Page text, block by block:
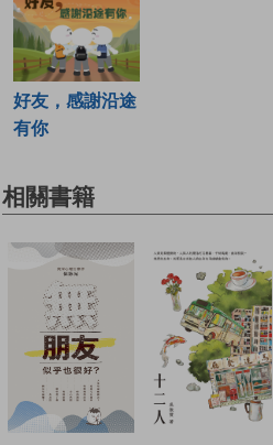
好友，感謝沿途
有你
相關書籍